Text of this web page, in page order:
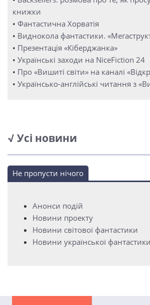
книжки
• Фантастична Хорватія
• Виднокола фантастики.
• Презентація «Кіберджанка»
• Українські заходи на NiceFiction 24
• Про «Вишиті світи» на каналі
• Українсько-англійські читання з
√ Усі новини
Не пропусти нічого
Анонси подій
Новини проекту
Новини світової фантастики
Новини української фантастики